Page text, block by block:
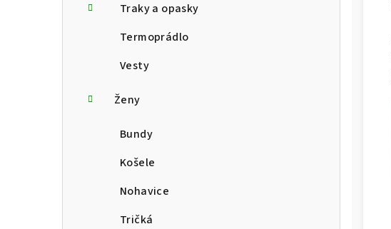
Traky a opasky
Termoprádlo
Vesty
Ženy
Bundy
Košele
Nohavice
Tričká